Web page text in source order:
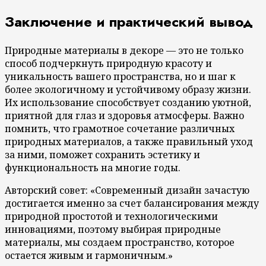
Заключение и практический вывод
Природные материалы в декоре — это не только
способ подчеркнуть природную красоту и
уникальность вашего пространства, но и шаг к
более экологичному и устойчивому образу жизни.
Их использование способствует созданию уютной,
приятной для глаз и здоровья атмосферы. Важно
помнить, что грамотное сочетание различных
природных материалов, а также правильный уход
за ними, поможет сохранить эстетику и
функциональность на многие годы.
Авторский совет: «Современный дизайн зачастую
достигается именно за счет балансирования между
природной простотой и технологическими
инновациями, поэтому выбирая природные
материалы, мы создаем пространство, которое
остается живым и гармоничным.»